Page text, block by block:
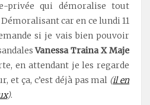
privée qui démoralise tout
car en ce lundi 11
si je vais bien pouvoir
Vanessa Traina X Maje
en attendant je les regarde
et ça, c’est déjà pas mal (il en
).